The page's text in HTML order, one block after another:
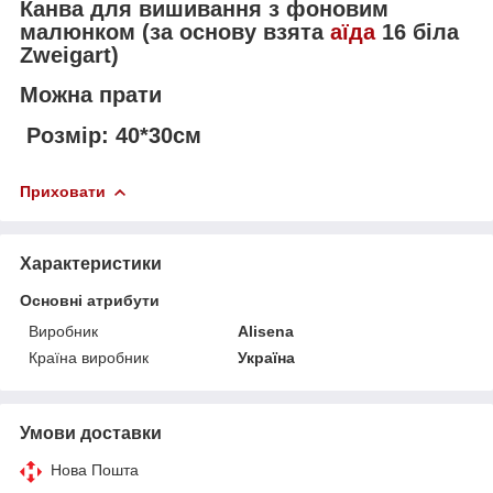
Канва для вишивання з фоновим
малюнком (за основу взята аїда16 біла
Zweigart)
Можна прати
Розмір: 40*30см
Приховати
Характеристики
Основні атрибути
Виробник
Alisena
Країна виробник
Україна
Умови доставки
Нова Пошта